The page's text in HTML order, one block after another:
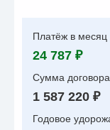
Платёж в месяц
24 787 ₽
Сумма договора
1 587 220 ₽
Годовое